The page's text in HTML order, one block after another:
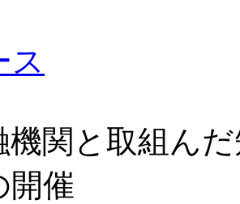
ス
機関と取組ん
開催